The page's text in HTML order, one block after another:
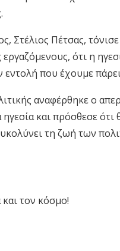
Στέλιος Πέτσας,
ότι η
εντολή που έχουμε
αναφέρθηκε ο
και πρόσθεσε ότι
τη ζωή των
τον κόσμο!